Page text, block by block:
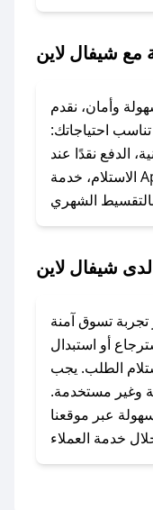
2. الصقه في خانة الدفع عند التسوق من شيفال لاين.
### ماذا أفعل إذا لم يعمل كود الخصم؟
الإلكتروني،
وقت ممكن.
### ماذا أفعل إذا لم أجد كود خصم لمتجري
المفضل؟
المفضل، يمكنك
أسرع وقت ممكن.
### كيف تحصل على كوبونات خصم حصرية من
شيفال لاين؟
حصرية، قم بما
يلي:
- اضغط على أيقونة متابعة لمتجر شيفال لاين في
تطبيق صحصح.
مع شيفال لاين
وأمان، نقدم
احتياجاتك:
الدفع نقدًا عند
الاستلام، خدمة Apple Pay، بالإضافة إلى إمكانية
شيفال لاين
تسوق آمنة
أو استبدال
7 أيام من استلام الطلب. يجب
وغير مستخدمة.
عبر موقعنا